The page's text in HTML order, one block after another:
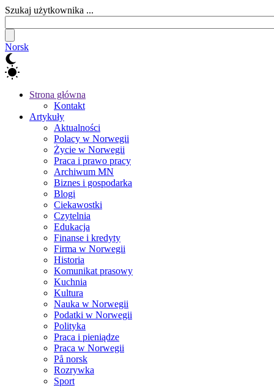
Szukaj użytkownika ...
Norsk
Strona główna
Kontakt
Artykuły
Aktualności
Polacy w Norwegii
Życie w Norwegii
Praca i prawo pracy
Archiwum MN
Biznes i gospodarka
Blogi
Ciekawostki
Czytelnia
Edukacja
Finanse i kredyty
Firma w Norwegii
Historia
Komunikat prasowy
Kuchnia
Kultura
Nauka w Norwegii
Podatki w Norwegii
Polityka
Praca i pieniądze
Praca w Norwegii
På norsk
Rozrywka
Sport